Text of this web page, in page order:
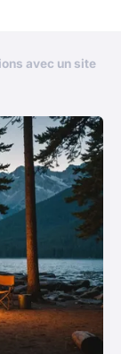
avec un site